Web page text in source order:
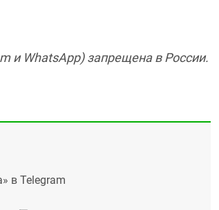
и WhatsApp) запрещена в России.
в Telegram